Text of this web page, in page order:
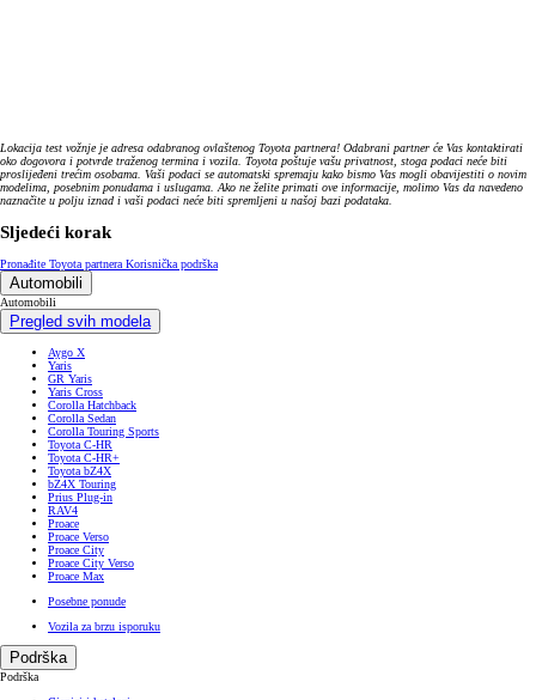
Lokacija test vožnje je adresa odabranog ovlaštenog Toyota partnera! Odabrani partner će Vas kontaktirati
oko dogovora i potvrde traženog termina i vozila. Toyota poštuje vašu privatnost, stoga podaci neće biti
proslijeđeni trećim osobama. Vaši podaci se automatski spremaju kako bismo Vas mogli obavijestiti o novim
modelima, posebnim ponudama i uslugama. Ako ne želite primati ove informacije, molimo Vas da navedeno
naznačite u polju iznad i vaši podaci neće biti spremljeni u našoj bazi podataka.
Sljedeći korak
Pronađite Toyota partnera Korisnička podrška
Automobili
Automobili
Pregled svih modela
Aygo X
Yaris
GR Yaris
Yaris Cross
Corolla Hatchback
Corolla Sedan
Corolla Touring Sports
Toyota C-HR
Toyota C-HR+
Toyota bZ4X
bZ4X Touring
Prius Plug-in
RAV4
Proace
Proace Verso
Proace City
Proace City Verso
Proace Max
Posebne ponude
Vozila za brzu isporuku
Podrška
Podrška